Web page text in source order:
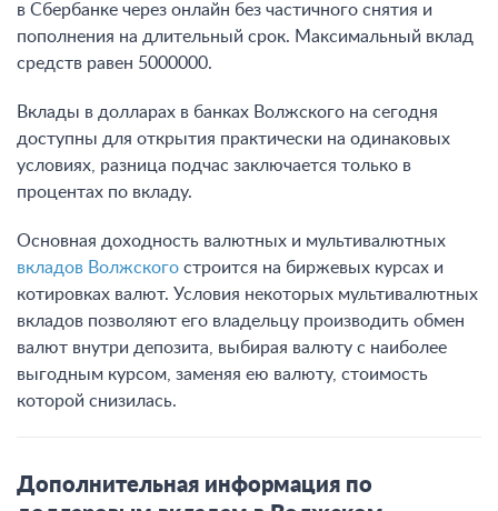
в Сбербанке через онлайн без частичного снятия и
пополнения на длительный срок. Максимальный вклад
средств равен 5000000.
Вклады в долларах в банках Волжского на сегодня
доступны для открытия практически на одинаковых
условиях, разница подчас заключается только в
процентах по вкладу.
Основная доходность валютных и мультивалютных
вкладов Волжского строится на биржевых курсах и
котировках валют. Условия некоторых мультивалютных
вкладов позволяют его владельцу производить обмен
валют внутри депозита, выбирая валюту с наиболее
выгодным курсом, заменяя ею валюту, стоимость
которой снизилась.
Дополнительная информация по